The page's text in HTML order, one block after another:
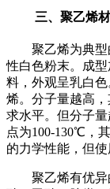
三、聚乙烯
聚乙烯为典型
性白色粉末。成型
料，外观呈乳白
烯。分子量越高
求水平。但分子
点为100-130℃，其
的力学性能，但
聚乙烯有优异